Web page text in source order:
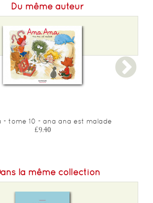
Du même auteur
- tome 10 - ana ana est malade
£9.40
la même collection